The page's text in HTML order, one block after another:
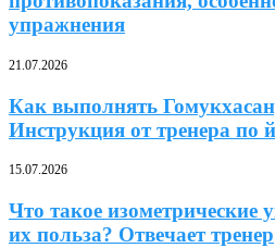
упражнения
21.07.2026
Как выполнять
Инструкция от тренера по
15.07.2026
Что такое изометрические
их польза? Отвечает тренер